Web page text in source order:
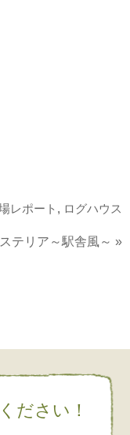
レポート , ログハウス
テリア～駅舎風～ »
ださい！